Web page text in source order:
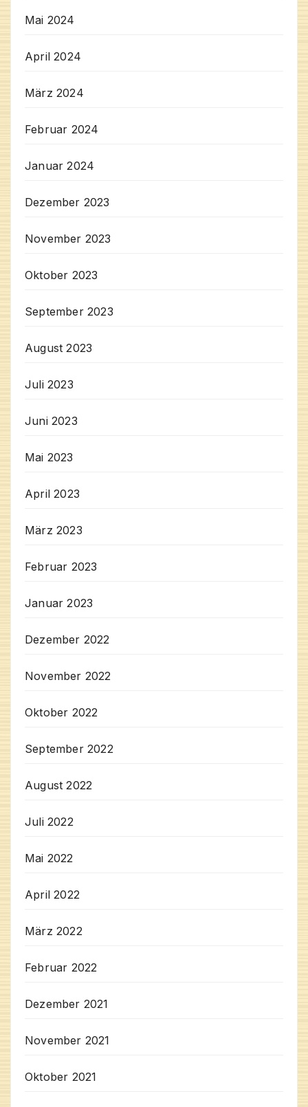
Mai 2024
April 2024
März 2024
Februar 2024
Januar 2024
Dezember 2023
November 2023
Oktober 2023
September 2023
August 2023
Juli 2023
Juni 2023
Mai 2023
April 2023
März 2023
Februar 2023
Januar 2023
Dezember 2022
November 2022
Oktober 2022
September 2022
August 2022
Juli 2022
Mai 2022
April 2022
März 2022
Februar 2022
Dezember 2021
November 2021
Oktober 2021